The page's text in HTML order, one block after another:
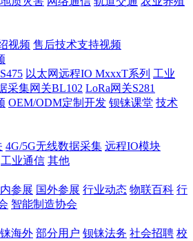
视频 售后技术支持视频
以太网远程IO MxxxT系列 工业
采集网关BL102 LoRa网关S281
OEM/ODM定制开发 钡铼课堂 技术
4G/5G无线数据采集 远程IO模块
工业通信 其他
参展 国外参展 行业动态 物联百科 行
智能制造协会
海外 部分用户 钡铼法务 社会招聘 校